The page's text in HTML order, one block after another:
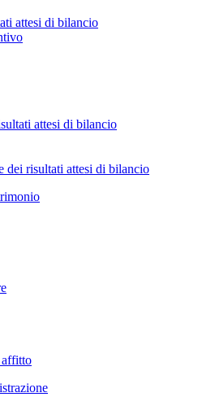
attesi di bilancio
attesi di bilancio
dei risultati attesi di bilancio
affitto